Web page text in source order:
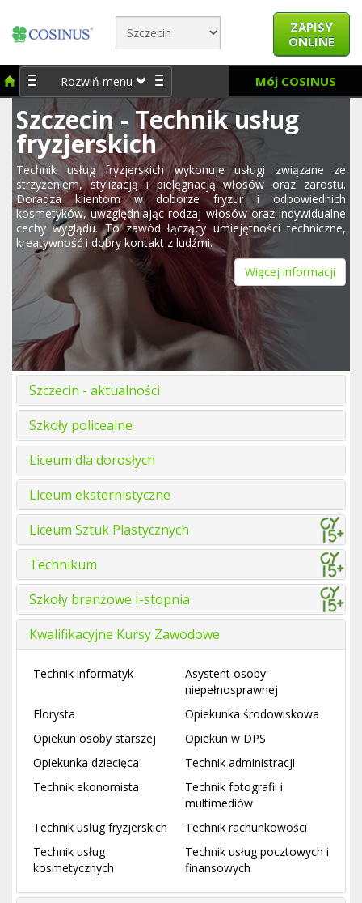
ZAPISY
ONLINE
Rozwiń menu Mój COSINUS
Szczecin - Technik usług
fryzjerskich
Technik usług fryzjerskich wykonuje usługi związane ze
strzyżeniem, stylizacją i pielęgnacją włosów oraz zarostu.
Doradza klientom w doborze fryzur i odpowiednich
kosmetyków, uwzględniając rodzaj włosów oraz indywidualne
cechy wyglądu. To zawód łączący umiejętności techniczne,
kreatywność i dobry kontakt z ludźmi.
Więcej informacji
Szczecin - aktualności
Szkoły policealne
Liceum dla dorosłych
Liceum eksternistyczne
Liceum Sztuk Plastycznych
Technikum
Szkoły branżowe I-stopnia
Kwalifikacyjne Kursy Zawodowe
Technik informatyk
Asystent osoby
niepełnosprawnej
Florysta
Opiekunka środowiskowa
Opiekun osoby starszej
Opiekun w DPS
Opiekunka dziecięca
Technik administracji
Technik ekonomista
Technik fotografii i
multimediów
Technik usług fryzjerskich
Technik rachunkowości
Technik usług
kosmetycznych
Technik usług pocztowych i
finansowych